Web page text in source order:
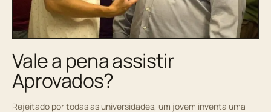
Vale a pena assistir
Aprovados?
Rejeitado por todas as universidades, um jovem inventa uma